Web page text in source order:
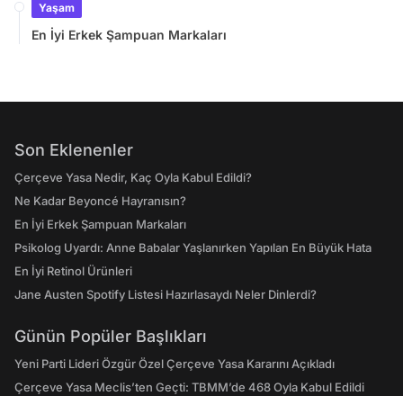
Yaşam
En İyi Erkek Şampuan Markaları
Son Eklenenler
Çerçeve Yasa Nedir, Kaç Oyla Kabul Edildi?
Ne Kadar Beyoncé Hayranısın?
En İyi Erkek Şampuan Markaları
Psikolog Uyardı: Anne Babalar Yaşlanırken Yapılan En Büyük Hata
En İyi Retinol Ürünleri
Jane Austen Spotify Listesi Hazırlasaydı Neler Dinlerdi?
Günün Popüler Başlıkları
Yeni Parti Lideri Özgür Özel Çerçeve Yasa Kararını Açıkladı
Çerçeve Yasa Meclis’ten Geçti: TBMM’de 468 Oyla Kabul Edildi